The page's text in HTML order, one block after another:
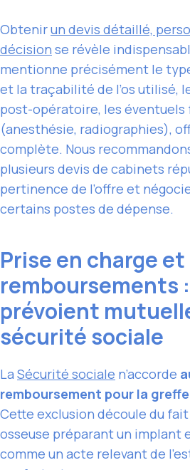
Obtenirun devis détaillé,
décision se révèle
mentionne précisément le
et la traçabilité de l’os utilisé,
post-opératoire, les éventuels
(anesthésie, radiographies),
complète. Nous
plusieurs devis de cabinets
pertinence de l’offre et
certains postes de dépense.
Prise en charge et
remboursements
prévoient
sécurité sociale
La Sécurité sociale n’accorde
remboursement pour la
Cette exclusion découle du
osseuse préparant un implant
comme un acte relevant de